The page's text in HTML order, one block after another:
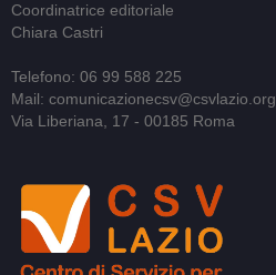
Coordinatrice editoriale
Chiara Castri
Telefono: 06 99 588 225
Mail: comunicazionecsv@csvlazio.org
Via Liberiana, 17 - 00185 Roma